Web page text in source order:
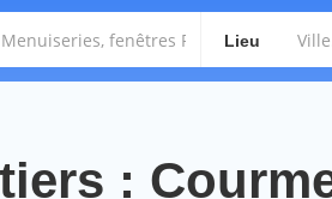
Lieu
: